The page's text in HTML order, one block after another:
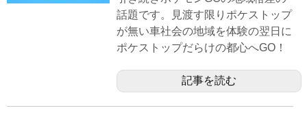
話題です。見渡す限りポケストップ
が無い車社会の地域を体験の翌日に
ポケストップだらけの都心へGO！
記事を読む